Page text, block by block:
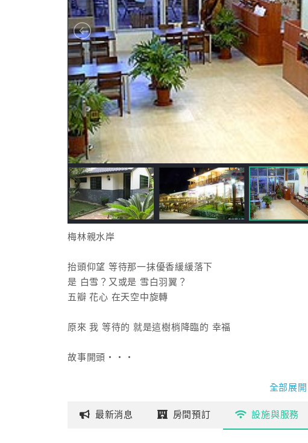
梅林親水岸
抬頭仰望 等待那一抹優香緩緩落下
是 白雪？又或是 雪白羽翼？
五瓣 花心 在天空中旋轉
原來 我 等待的 就是這樹梢降臨的 幸福
故事開頭‧‧‧
在幽靜山水的新社區茄苳寮，我們歷經兩年努力，全部展
最新消息 房間預訂 設施與服務